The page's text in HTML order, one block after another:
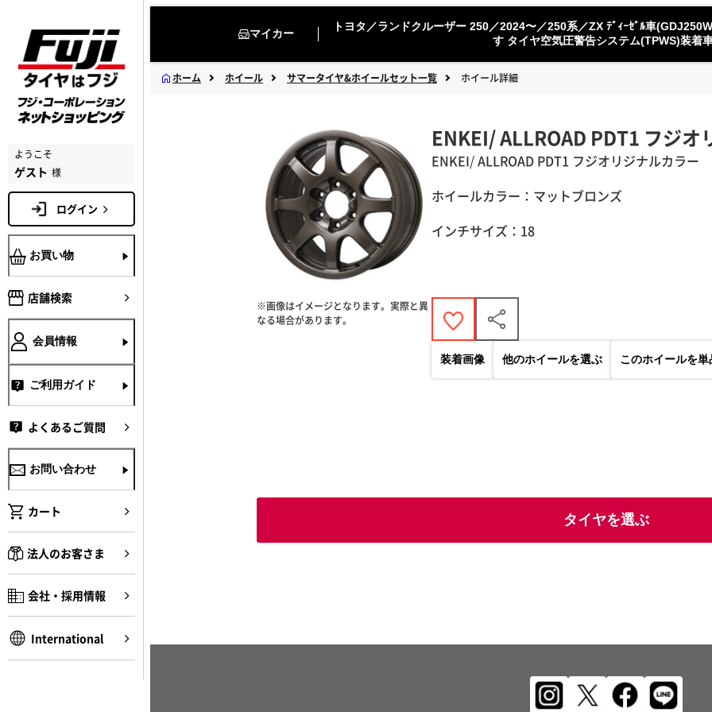
ようこそ
ゲスト 様
ログイン
お買い物
店舗検索
会員情報
ご利用ガイド
よくあるご質問
お問い合わせ
カート
法人のお客さま
会社・採用情報
International
マイカー
トヨタ／ランドクルーザー 250／2024〜／250系／ZX ﾃﾞｨｰｾﾞﾙ車
す タイヤ空気圧警告システム(TPWS)装着
ホーム ホイール サマータイヤ&ホイールセット一覧 ホイール詳細
※画像はイメージとなります。実際と異
なる場合があります。
ENKEI/ ALLROAD PDT1 フジオ
ENKEI/ALLROAD PDT1 フジオリジナルカラー
ホイールカラー：マットブロンズ
インチサイズ：18
装着画像 他のホイールを選ぶ このホイールを単
タイヤを選ぶ